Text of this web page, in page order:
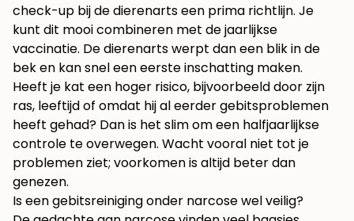
check-up bij de dierenarts een prima richtlijn. Je
kunt dit mooi combineren met de jaarlijkse
vaccinatie. De dierenarts werpt dan een blik in de
bek en kan snel een eerste inschatting maken.
Heeft je kat een hoger risico, bijvoorbeeld door zijn
ras, leeftijd of omdat hij al eerder gebitsproblemen
heeft gehad? Dan is het slim om een halfjaarlijkse
controle te overwegen. Wacht vooral niet tot je
problemen ziet; voorkomen is altijd beter dan
genezen.
Is een gebitsreiniging onder narcose wel veilig?